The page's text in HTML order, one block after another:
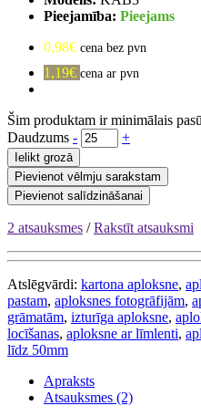
Pieejamība: Pieejams
0,98€ cena bez pvn
1,19€ cena ar pvn
Šim produktam ir minimālais
Daudzums - +
Ielikt grozā
Pievienot vēlmju sarakstam
Pievienot salīdzināšanai
2 atsauksmes /Rakstīt atsauksmi
Atslēgvārdi: kartona aploksne,
pastam, aploksnes fotogrāfijām,
grāmatām, izturīga aploksne,
locīšanas, aploksne ar līmlenti,
līdz 50mm
Apraksts
Atsauksmes (2)